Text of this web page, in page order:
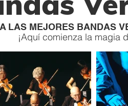
LAS MEJORES BANDAS
¡Aquí comienza la magia